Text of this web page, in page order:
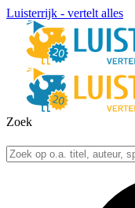
Luisterrijk - vertelt alles
Zoek